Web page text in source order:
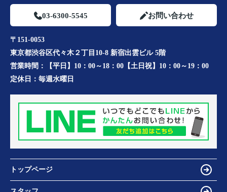
03-6300-5545 お問い合わせ
〒151-0053
東京都渋谷区代々木２丁目10-8 新宿出雲ビル 5階
営業時間：
【平日】10：00～18：00【土日祝】10：00～19：00
定休日： 毎週水曜日
トップページ